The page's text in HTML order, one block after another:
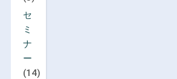
セ
ミ
ナ
ー
(14)